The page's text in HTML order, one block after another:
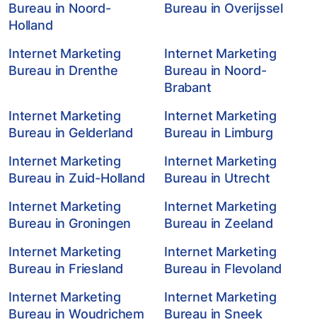
Bureau in Noord-
Holland
Bureau in Overijssel
Internet Marketing
Bureau in Drenthe
Internet Marketing
Bureau in Noord-
Brabant
Internet Marketing
Bureau in Gelderland
Internet Marketing
Bureau in Limburg
Internet Marketing
Bureau in Zuid-Holland
Internet Marketing
Bureau in Utrecht
Internet Marketing
Bureau in Groningen
Internet Marketing
Bureau in Zeeland
Internet Marketing
Bureau in Friesland
Internet Marketing
Bureau in Flevoland
Internet Marketing
Bureau in Woudrichem
Internet Marketing
Bureau in Sneek